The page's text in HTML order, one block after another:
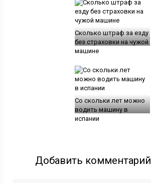
Сколько штраф за езду
без страховки на чужой
машине
Со скольки лет можно
водить машину в
испании
Добавить комментарий